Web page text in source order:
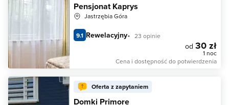
Pensjonat Kaprys
Jastrzębia Góra
9.1 Rewelacyjny 23 opinie
od 30 zł
1 noc
Cena i dostępność do potwierdzenia
Oferta z zapytaniem
Domki Primore